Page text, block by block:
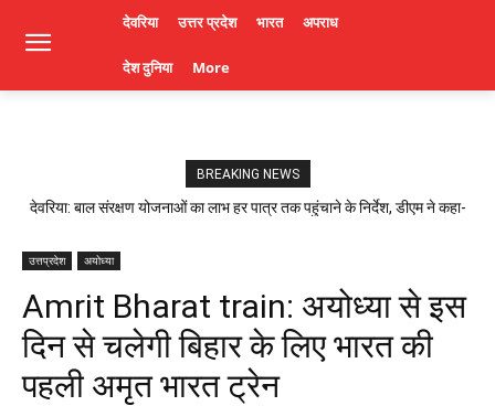
देवरिया उत्तर प्रदेश भारत अपराध
देश दुनिया More
BREAKING NEWS
देवरिया: बाल संरक्षण योजनाओं का लाभ हर पात्र तक पहुंचाने के निर्देश, डीएम ने कहा-
उत्तप्रदेश अयोध्या
Amrit Bharat train: अयोध्या से इस
दिन से चलेगी बिहार के लिए भारत की
पहली अमृत भारत ट्रेन